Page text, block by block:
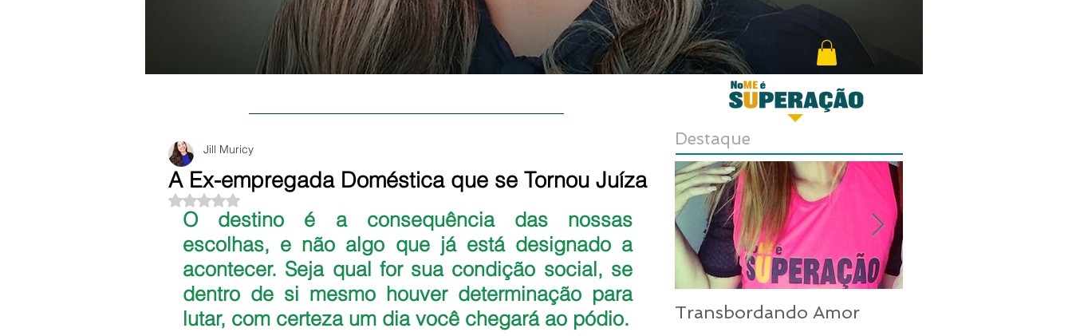
A Ex-empregada Doméstica que se Tornou Juíza
Jill Muricy
Avaliado com NaN de 5 estrelas.
O destino é a consequência das nossas
escolhas, e não algo que já está designado a
acontecer. Seja qual for sua condição social, se
dentro de si mesmo houver determinação para
lutar, com certeza um dia você chegará ao pódio.
Destaque
Transbordando Amor